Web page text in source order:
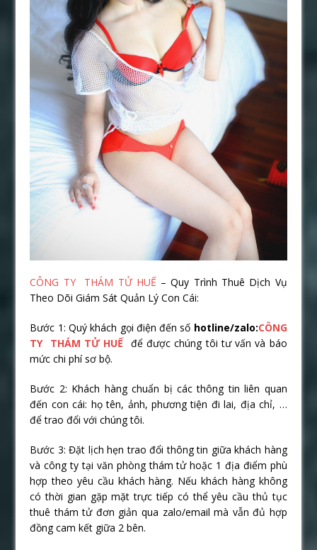
CÔNG TY THÁM TỬ HUẾ – Quy Trình Thuê Dịch Vụ
Theo Dõi Giám Sát Quản Lý Con Cái:
Bước 1: Quý khách gọi điện đến số hotline/zalo:CÔNG
TY THÁM TỬ HUẾ
để được chúng tôi tư vấn và báo
mức chi phí sơ bộ.
Bước 2: Khách hàng chuẩn bị các thông tin liên quan
đến con cái: họ tên, ảnh, phương tiện đi lai, địa chỉ, …
để trao đổi với chúng tôi.
Bước 3: Đặt lịch hẹn trao đổi thông tin giữa khách hàng
và công ty tại văn phòng thám tử hoặc 1 địa điểm phù
hợp theo yêu cầu khách hàng. Nếu khách hàng không
có thời gian gặp mặt trực tiếp có thể yêu cầu thủ tục
thuê thám tử đơn giản qua zalo/email mà vẫn đủ hợp
đồng cam kết giữa 2 bên.